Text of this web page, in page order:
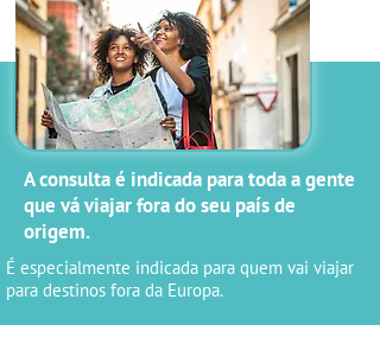
A consulta é indicada para toda a gente
que vá viajar fora do seu país de
origem. ​
É especialmente indicada para quem vai viajar
para destinos fora da Europa.